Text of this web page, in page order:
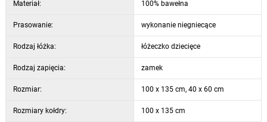
Materiał: 100% bawełna
Prasowanie: wykonanie niegniecące
Rodzaj łóżka: łóżeczko dziecięce
Rodzaj zapięcia: zamek
Rozmiar: 100 x 135 cm, 40 x 60 cm
Rozmiary kołdry: 100 x 135 cm